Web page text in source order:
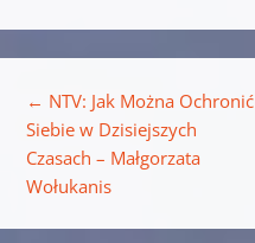
← NTV: Jak Można Ochronić
Siebie w Dzisiejszych
Czasach – Małgorzata
Wołukanis